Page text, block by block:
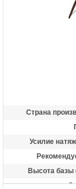
Страна
Усилие
Высота